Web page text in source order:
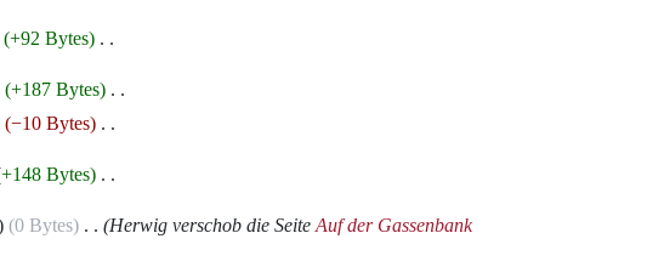
+92 Bytes
+187 Bytes
−10 Bytes
+148 Bytes
0 Bytes Herwig verschob die SeiteAuf der Gassenbank